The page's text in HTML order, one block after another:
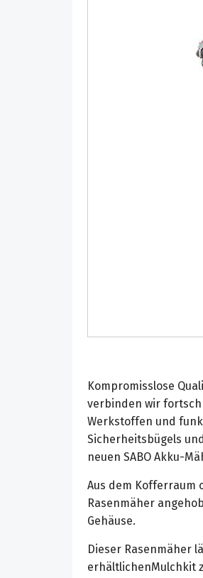
Kompromisslose
verbinden wir
Werkstoffen und
Sicherheitsbügels
neuen SABO Akku-
Aus dem Kofferraum
Rasenmäher
Gehäuse.
Dieser Rasenmäher
erhältlichenMulchkit